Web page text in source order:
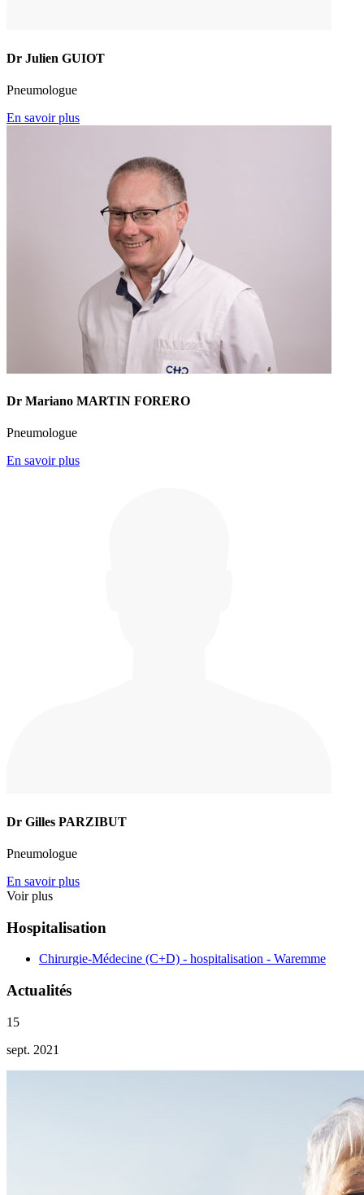
Dr Julien GUIOT
Pneumologue
En savoir plus
Dr Mariano MARTIN FORERO
Pneumologue
En savoir plus
Dr Gilles PARZIBUT
Pneumologue
En savoir plus
Voir plus
Hospitalisation
Chirurgie-Médecine (C+D) - hospitalisation - Waremme
Actualités
15
sept. 2021